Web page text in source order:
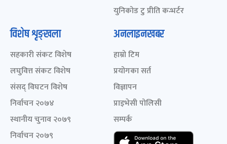
युनिकोड टु प्रीति कन्भर्टर
विशेष शृङ्खला
सहकारी संकट विशेष
लघुवित्त संकट विशेष
संसद् विघटन विशेष
निर्वाचन २०७४
स्थानीय चुनाव २०७९
निर्वाचन २०७९
अनलाइनखबर
हाम्रो टिम
प्रयोगका सर्त
विज्ञापन
प्राइभेसी पोलिसी
सम्पर्क